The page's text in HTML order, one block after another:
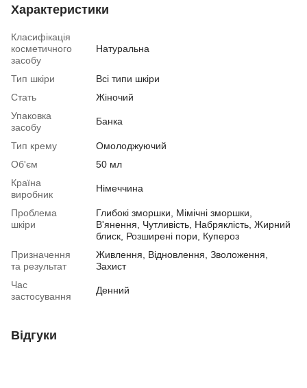
Характеристики
Класифікація
косметичного
засобу
Натуральна
Тип шкіри
Всі типи шкіри
Стать
Жіночий
Упаковка
засобу
Банка
Тип крему
Омолоджуючий
Об'єм
50 мл
Країна
виробник
Німеччина
Проблема
шкіри
Глибокі зморшки, Мімічні зморшки,
В'янення, Чутливість, Набряклість, Жирний
блиск, Розширені пори, Купероз
Призначення
та результат
Живлення, Відновлення, Зволоження,
Захист
Час
застосування
Денний
Відгуки